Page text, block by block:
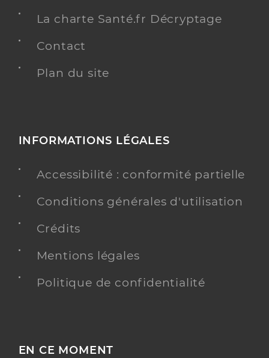
La charte Santé.fr Décryptage
Contact
Plan du site
INFORMATIONS LÉGALES
Accessibilité : conformité partielle
Conditions générales d'utilisation
Crédits
Mentions légales
Politique de confidentialité
EN CE MOMENT